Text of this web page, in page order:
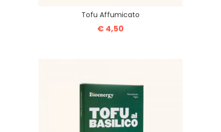
Tofu Affumicato
€ 4,50